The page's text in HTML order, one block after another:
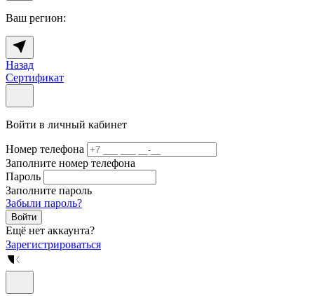
Ваш регион:
Назад
Сертификат
Войти в личный кабинет
Номер телефона
Заполните номер телефона
Пароль
Заполните пароль
Забыли пароль?
Войти
Ещё нет аккаунта?
Зарегистрироваться